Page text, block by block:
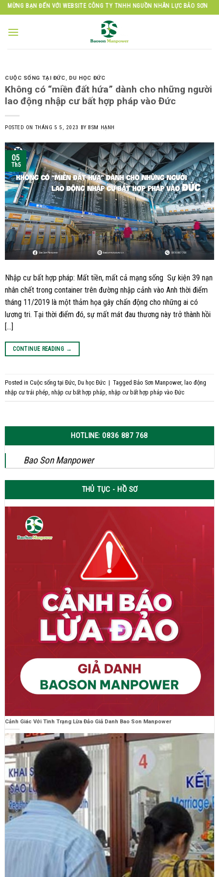
Skip
to
content
BẠN ĐẾN VỚI WEBSITE CÔNG TY TNHH NGUỒN NHÂN LỰC BẢO SƠN
CUỘC SỐNG TẠI ĐỨC, DU HỌC ĐỨC
Không có “miền đất hứa” dành cho những người
lao động nhập cư bất hợp pháp vào Đức
POSTED ON THÁNG 5 5, 2023 BY BSM HẠNH
05
Th5
Nhập cư bất hợp pháp: Mất tiền, mất cả mạng sống Sự kiện 39 nạn
nhân chết trong container trên đường nhập cảnh vào Anh thời điểm
tháng 11/2019 là một thảm họa gây chấn động cho những ai có
lương tri. Tại thời điểm đó, sự mất mát đau thương này trở thành hồi
[…]
CONTINUE READING →
Posted in Cuộc sống tại Đức Du học Đức | Tagged Bảo Sơn Manpower, lao động
nhập cư trái phép nhập cư bất hợp pháp nhập cư bất hợp pháp vào Đức
HOTLINE: 0836 887 768
Bao Son Manpower
THỦ TỤC - HỒ SƠ
Cảnh Giác Với Tình Trạng Lừa Đảo Giả Danh Bao Son Manpower